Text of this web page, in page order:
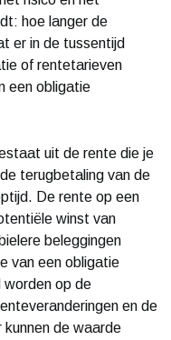
hoe langer de
er in de tussentijd
of rentetarieven
een obligatie
uit de rente die je
terugbetaling van de
De rente op een
winst van
beleggingen
van een obligatie
worden op de
en de
de waarde